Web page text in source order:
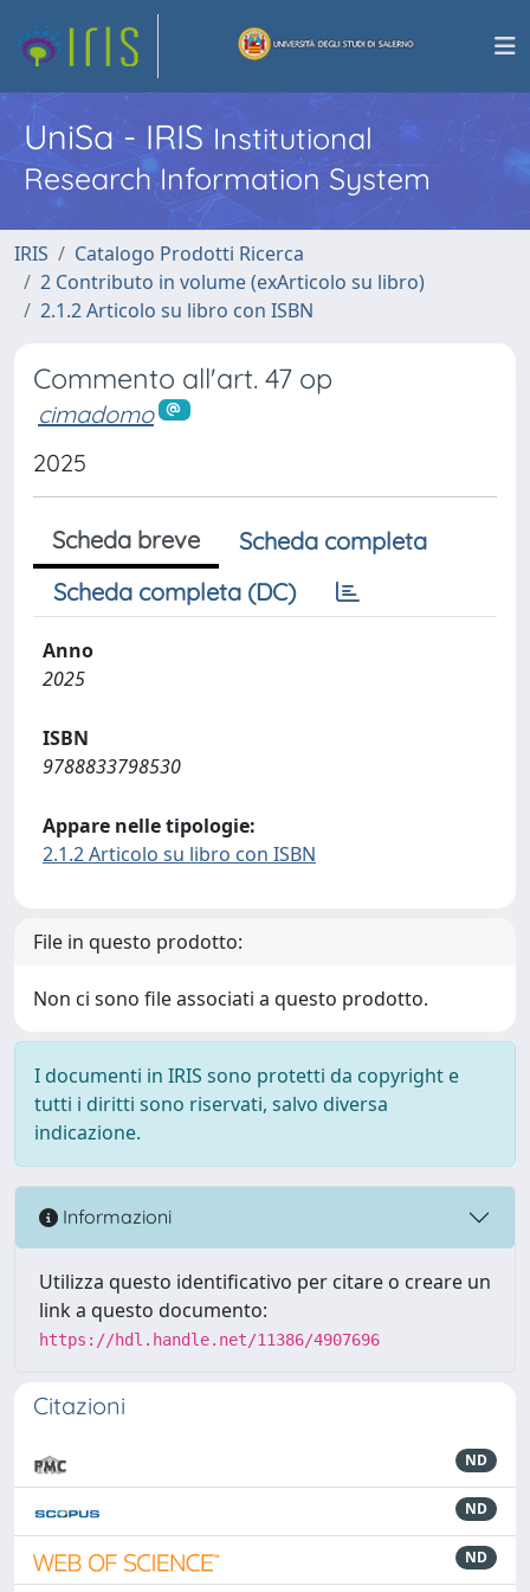
UniSa - IRISInstitutional
Research Information System
IRIS
Catalogo Prodotti Ricerca
2 Contributo in volume (exArticolo su libro)
2.1.2 Articolo su libro con ISBN
Commento all'art. 47 op
cimadomo
2025
Scheda breve
Scheda completa
Scheda completa (DC)
Anno
2025
ISBN
9788833798530
Appare nelle tipologie:
2.1.2 Articolo su libro con ISBN
File in questo prodotto:
Non ci sono file associati a questo prodotto.
I documenti in IRIS sono protetti da copyright e
tutti i diritti sono riservati, salvo diversa
indicazione.
Informazioni
Utilizza questo identificativo per citare o creare un
link a questo documento:
https://hdl.handle.net/11386/4907696
Citazioni
ND
ND
ND